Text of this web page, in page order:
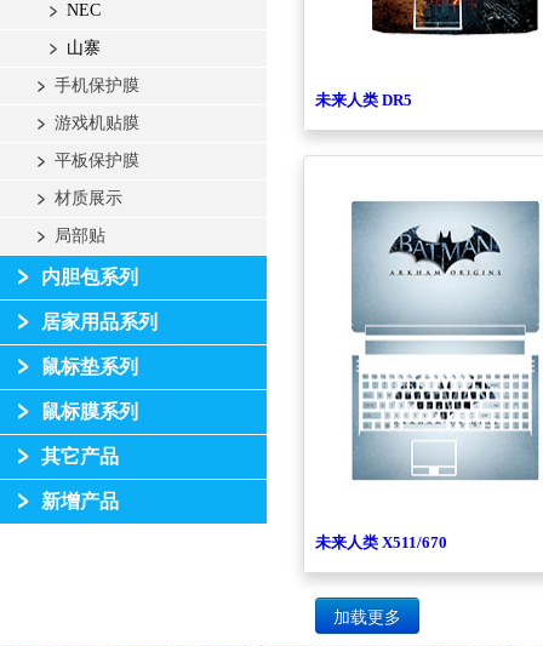
NEC
山寨
手机保护膜
游戏机贴膜
平板保护膜
材质展示
局部贴
内胆包系列
居家用品系列
鼠标垫系列
鼠标膜系列
其它产品
新增产品
未来人类 DR5
未来人类 X511/670
加载更多